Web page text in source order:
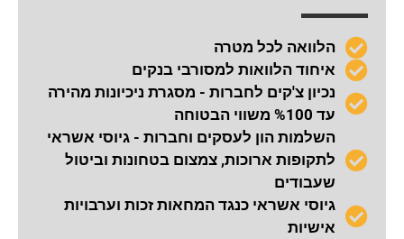
הלוואה לכל מטרה
איחוד הלוואות למסורבי בנקים
נכיון צ'קים לחברות - מסגרת ניכיונות מהירה
עד %100 משווי הבטוחה
השלמות הון לעסקים וחברות - גיוסי אשראי
לתקופות ארוכות, צמצום בטחונות וביטול
שעבודים
גיוסי אשראי כנגד המחאות זכות וערבויות
אישיות